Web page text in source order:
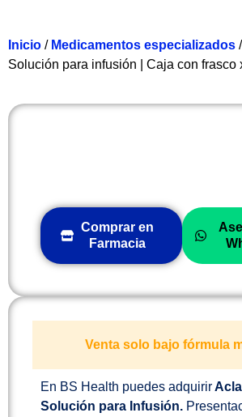
Inicio / Medicamentos especializados
Solución para infusión | Caja con frasco
Comprar en
Farmacia
Venta solo bajo fórmula
En BS Health puedes adquirir
Solución para Infusión.